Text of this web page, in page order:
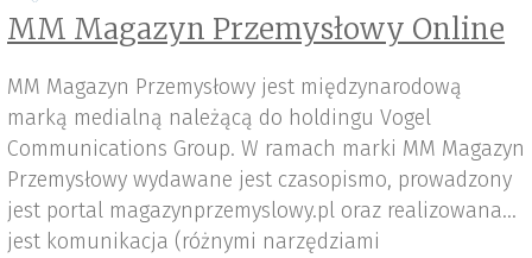
MM Magazyn Przemysłowy Online
MM Magazyn Przemysłowy jest międzynarodową
marką medialną należącą do holdingu Vogel
Communications Group. W ramach marki MM Magazyn
Przemysłowy wydawane jest czasopismo, prowadzony
jest portal magazynprzemyslowy.pl oraz realizowana
jest komunikacja (różnymi narzędziami